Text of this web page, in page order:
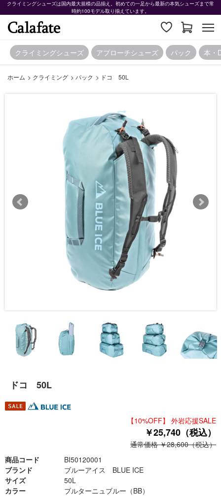
クライミングシューズは国内最大規模の品揃え。初めての一足から最新の本気シューズまで常
時約100モデル取り揃えています。
クライミングシューズ アプローチシューズ パック 本・
ホーム > クライミング > パック > ドコ 50L
ドコ 50L
【10%OFF】 外岩応援SALE
￥25,740（税込）
通常価格 ￥28,600（税込）
商品コード
BI50120001
ブランド
ブルーアイス BLUE ICE
サイズ
50L
カラー
ブルターニュブルー（BB）